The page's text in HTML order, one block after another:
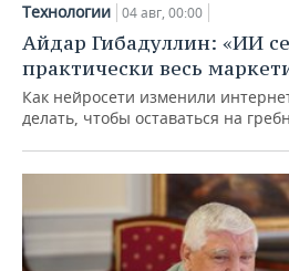
Технологии 04 авг, 00:00
Айдар Гибадуллин: «ИИ
практически весь
Как нейросети изменили
делать, чтобы оставаться на